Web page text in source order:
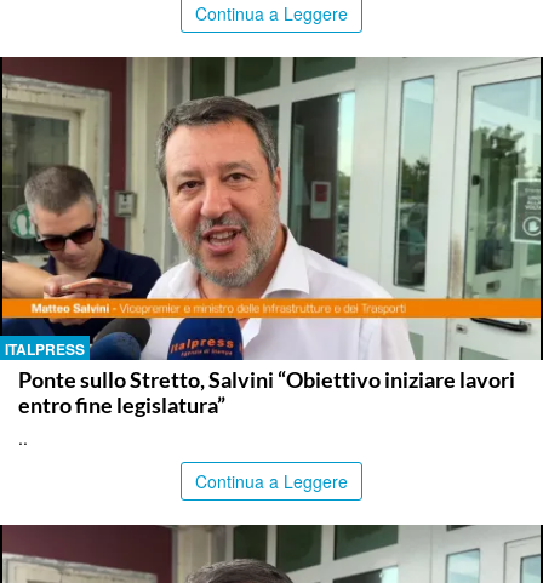
Continua a Leggere
ITALPRESS
Ponte sullo Stretto, Salvini “Obiettivo iniziare lavori
entro fine legislatura”
..
Continua a Leggere